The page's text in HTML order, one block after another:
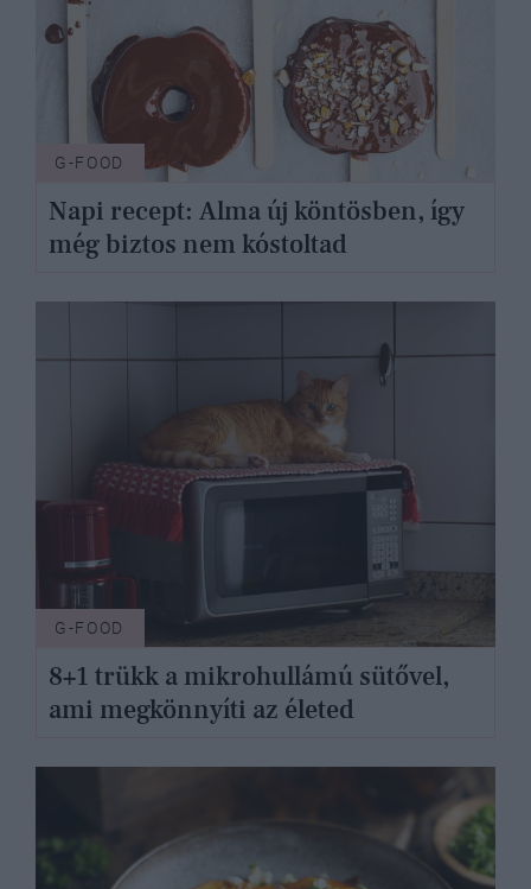
G-FOOD
Napi recept: Alma új köntösben, így
még biztos nem kóstoltad
G-FOOD
8+1 trükk a mikrohullámú sütővel,
ami megkönnyíti az életed